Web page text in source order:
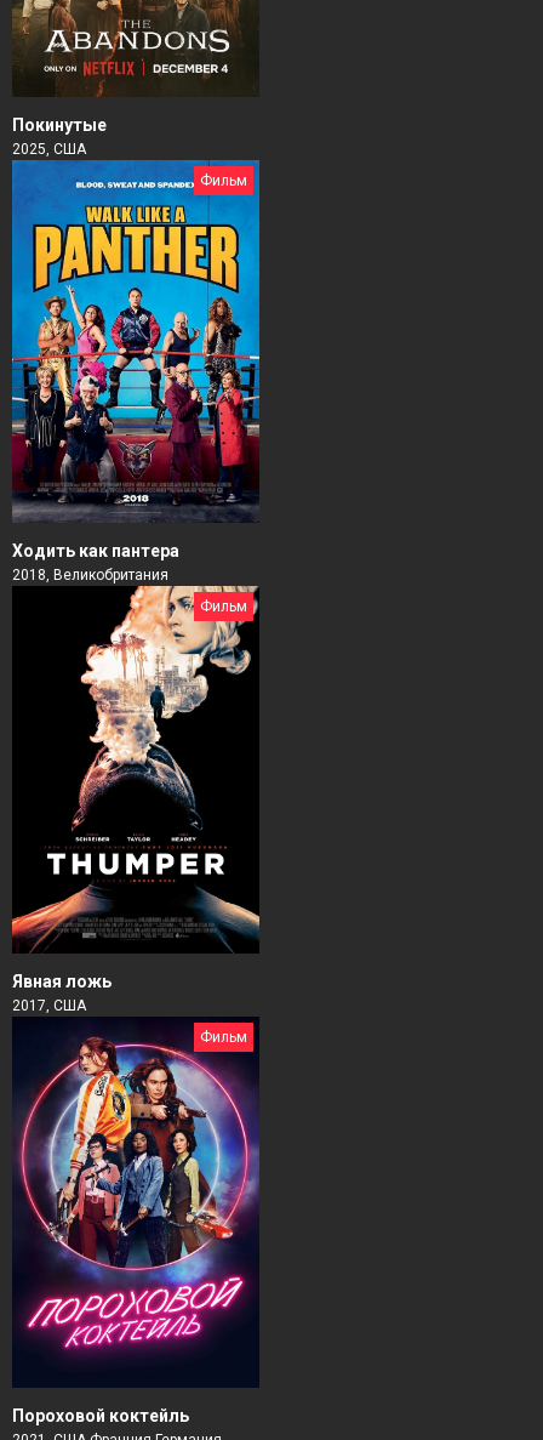
Покинутые
2025, США
Фильм
Ходить как пантера
2018, Великобритания
Фильм
Явная ложь
2017, США
Фильм
Пороховой коктейль